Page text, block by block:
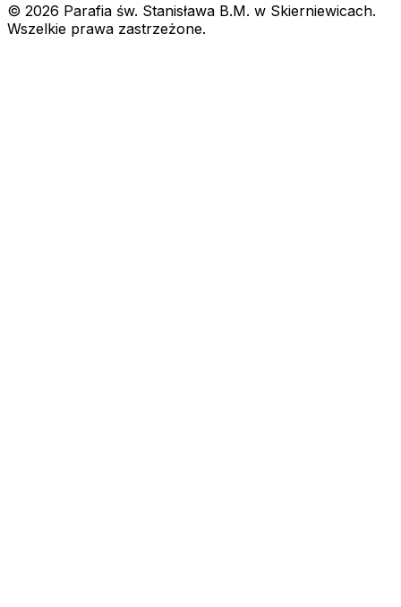
© 2026 Parafia św. Stanisława B.M. w Skierniewicach.
Wszelkie prawa zastrzeżone.